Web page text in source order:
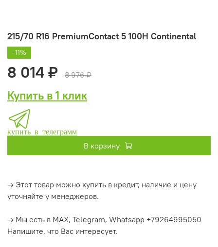
215/70 R16 PremiumContact 5 100H Continental
-11%
8 014 ₽ 8 976 ₽
Купить в 1 клик
купить в телеграмм
В корзину
→ Этот товар можно купить в кредит, наличие и цену
уточняйте у менеджеров.
→ Мы есть в MAX, Telegram, Whatsapp +79264995050
Напишите, что Вас интересует.